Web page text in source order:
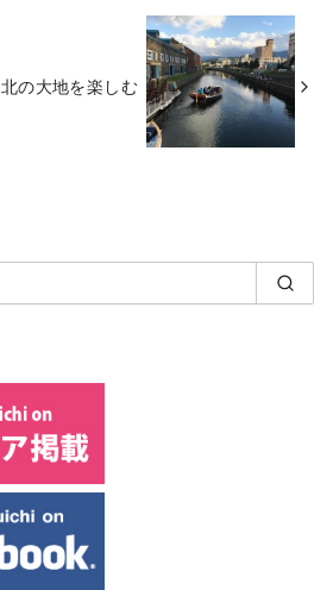
北の大地を楽しむ